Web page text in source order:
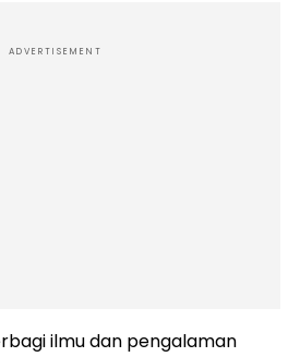
ADVERTISEMENT
ilmu dan pengalaman